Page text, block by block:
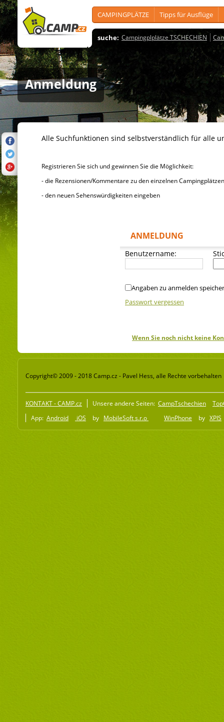
CAMPINGPLÄTZE Tipps für Ausflüge
suche: Campingplplätze TSCHECHIEN
Anmeldung
Alle Suchfunktionen sind selbstverständlich für alle
Registrieren Sie sich und gewinnen Sie die Möglichkeit:
- die Rezensionen/Kommentare zu den einzelnen
- den neuen Sehenswürdigkeiten eingeben
ANMELDUNG
Benutzername:
Angaben zu anmelden
Passwort vergessen
Wenn Sie noch nicht keine
Copyright© 2009 - 2018 Camp.cz - Pavel Hess, alle Rechte vorbehalten
KONTAKT - CAMP.cz Unsere andere Seiten: CampTschechien
App: Android iOS by MobileSoft s.r.o WinPhone by XPIS